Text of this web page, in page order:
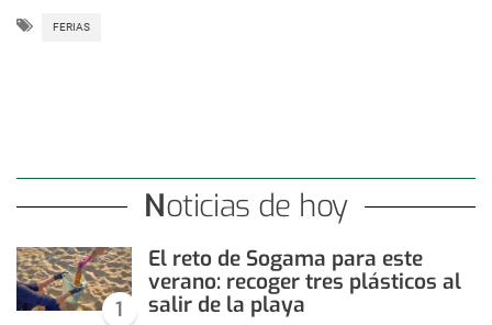
FERIAS
Noticias de hoy
1
El reto de Sogama para este
verano: recoger tres plásticos al
salir de la playa